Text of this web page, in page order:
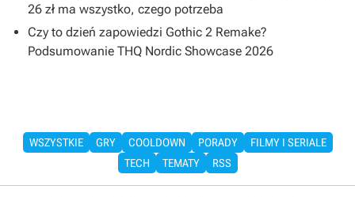
26 zł ma wszystko, czego potrzeba
Czy to dzień zapowiedzi Gothic 2 Remake?
Podsumowanie THQ Nordic Showcase 2026
WSZYSTKIE GRY COOLDOWN PORADY
FILMY I SERIALE
TECH
TEMATY RSS